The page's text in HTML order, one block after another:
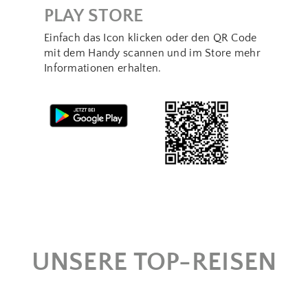
PLAY STORE
Einfach das Icon klicken oder den QR Code
mit dem Handy scannen und im Store mehr
Informationen erhalten.
UNSERE TOP-REISEN